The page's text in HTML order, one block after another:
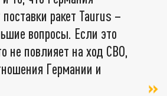
ракет Taurus –
вопросы. Если это
не повлияет на ход СВО,
Германии и